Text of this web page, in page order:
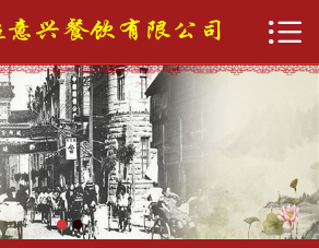
 首页
关于我们
产品展示
加盟优势
